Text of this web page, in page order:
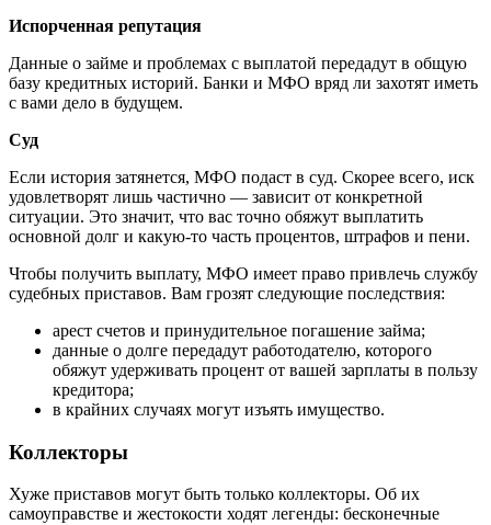
Испорченная репутация
Данные о займе и проблемах с выплатой передадут в общую
базу кредитных историй. Банки и МФО вряд ли захотят иметь
с вами дело в будущем.
Суд
Если история затянется, МФО подаст в суд. Скорее всего, иск
удовлетворят лишь частично — зависит от конкретной
ситуации. Это значит, что вас точно обяжут выплатить
основной долг и какую-то часть процентов, штрафов и пени.
Чтобы получить выплату, МФО имеет право привлечь службу
судебных приставов. Вам грозят следующие последствия:
арест счетов и принудительное погашение займа;
данные о долге передадут работодателю, которого
обяжут удерживать процент от вашей зарплаты в пользу
кредитора;
в крайних случаях могут изъять имущество.
Коллекторы
Хуже приставов могут быть только коллекторы. Об их
самоуправстве и жестокости ходят легенды: бесконечные